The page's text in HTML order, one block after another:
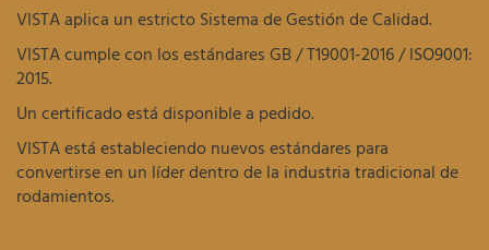
VISTA aplica un estricto Sistema de Gestión de Calidad.
VISTA cumple con los estándares GB / T19001-2016 / ISO9001:
2015.
Un certificado está disponible a pedido.
VISTA está estableciendo nuevos estándares para
convertirse en un líder dentro de la industria tradicional de
rodamientos.